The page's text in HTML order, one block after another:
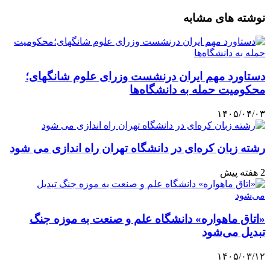
نوشته های مشابه
دستاورد مهم ایران درنشست وزرای علوم شانگهای؛
محکومیت حمله به دانشگاه‌ها
۱۴۰۵/۰۴/۰۳
رشته زبان کره‌ای در دانشگاه تهران راه اندازی می شود
2 هفته پیش
«اتاق ماهواره» دانشگاه علم و صنعت به موزه جنگ
تبدیل می‌شود
۱۴۰۵/۰۳/۱۲